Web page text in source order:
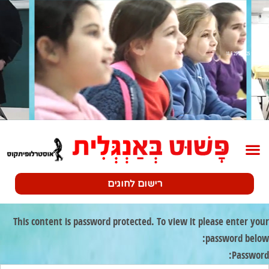
רישום לחוגים
This content is password protected. To view it please enter your
password below:
Password: